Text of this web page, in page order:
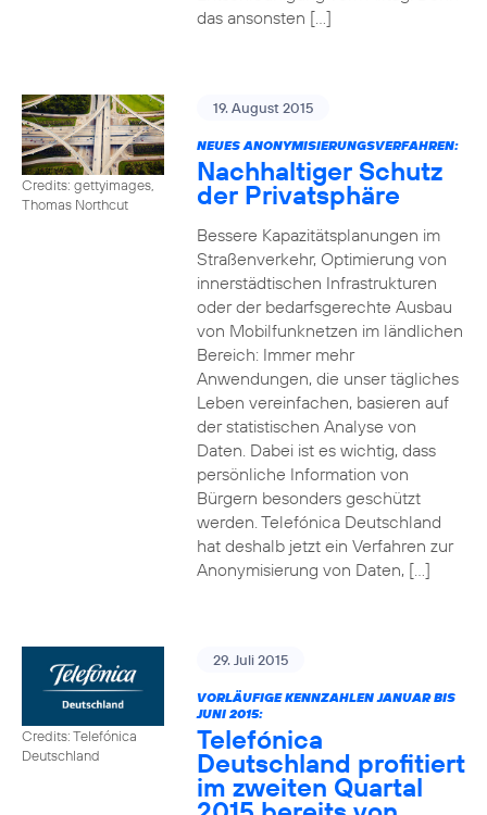
das ansonsten […]
Credits: gettyimages,
Thomas Northcut
19. August 2015
NEUES ANONYMISIERUNGSVERFAHREN:
Nachhaltiger Schutz
der Privatsphäre
Bessere Kapazitätsplanungen im
Straßenverkehr, Optimierung von
innerstädtischen Infrastrukturen
oder der bedarfsgerechte Ausbau
von Mobilfunknetzen im ländlichen
Bereich: Immer mehr
Anwendungen, die unser tägliches
Leben vereinfachen, basieren auf
der statistischen Analyse von
Daten. Dabei ist es wichtig, dass
persönliche Information von
Bürgern besonders geschützt
werden. Telefónica Deutschland
hat deshalb jetzt ein Verfahren zur
Anonymisierung von Daten, […]
Credits: Telefónica
Deutschland
29. Juli 2015
VORLÄUFIGE KENNZAHLEN JANUAR BIS
JUNI 2015:
Telefónica
Deutschland profitiert
im zweiten Quartal